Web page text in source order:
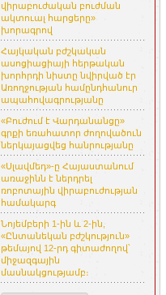
վիրաբուժական բուժման
ակտուալ հարցերը»
խորագրով
Հայկական բժշկական
ասոցիացիայի հերթական
խորհրդի նիստը նվիրված էր
Առողջության համընդհանուր
ապահովագրությանը
«Բուժում է Վարդանանցը»
գրքի եռահատոր ժողովածուն
ներկայացվեց հանրությանը
«Սլավմեդ»-ը Հայաստանում
առաջինն է ներդրել
ռոբոտային վիրաբուժության
համակարգ
Նոյեմբերի 1-ին և 2-ին,
«Ընտանեկան բժշկություն»
թեմայով 12-րդ գիտաժողով՝
միջազգային
մասնակցությամբ։